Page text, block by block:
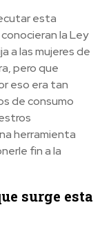
esta
la Ley
a las mujeres de
pero que
eso era tan
de consumo
herramienta
fin a la
surge esta